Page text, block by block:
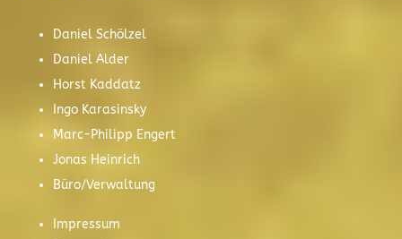
Daniel Schölzel
Daniel Alder
Horst Kaddatz
Ingo Karasinsky
Marc-Philipp Engert
Jonas Heinrich
Büro/Verwaltung
Impressum